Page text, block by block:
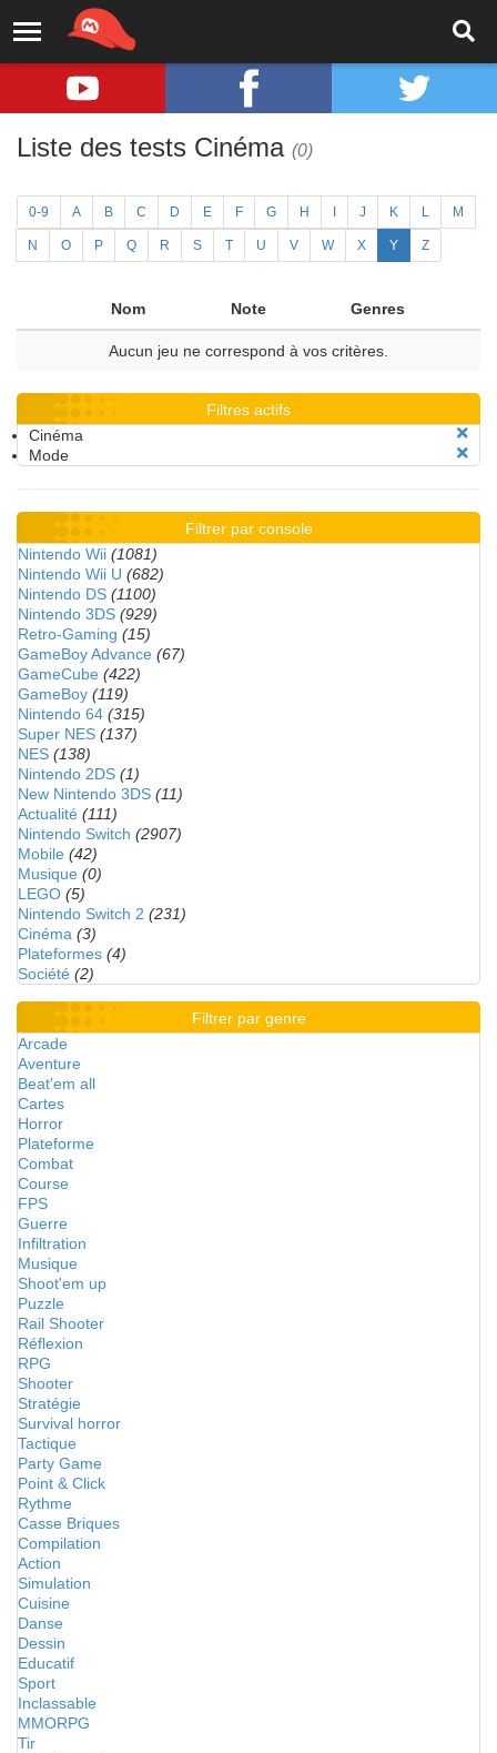
Liste des tests Cinéma (0)
0-9 A B C D E F G H J K L M
N O P Q R S T U V W X Y Z
Nom Note Genres
Aucun jeu ne correspond à vos critères.
Filtres actifs
Cinéma
Mode
Filtrer par console
Nintendo Wii (1081)
Nintendo Wii U (682)
Nintendo DS (1100)
Nintendo 3DS (929)
Retro-Gaming (15)
GameBoy Advance (67)
GameCube (422)
GameBoy (119)
Nintendo 64 (315)
Super NES (137)
NES (138)
Nintendo 2DS (1)
New Nintendo 3DS (11)
Actualité (111)
Nintendo Switch (2907)
Mobile (42)
Musique (0)
LEGO (5)
Nintendo Switch 2 (231)
Cinéma (3)
Plateformes (4)
Société (2)
Filtrer par genre
Arcade
Aventure
Beat'em all
Cartes
Horror
Plateforme
Combat
Course
FPS
Guerre
Infiltration
Musique
Shoot'em up
Puzzle
Rail Shooter
Réflexion
RPG
Shooter
Stratégie
Survival horror
Tactique
Party Game
Point & Click
Rythme
Casse Briques
Compilation
Action
Simulation
Cuisine
Danse
Dessin
Educatif
Sport
Inclassable
MMORPG
Tir